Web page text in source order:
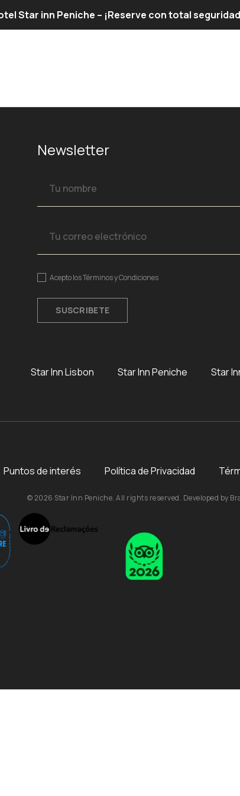
Star inn Peniche – ¡Reserve con total
Newsletter
Acepto losTérminos y Condiciones
SUSCRIBETE
Star Inn Lisbon Star Inn Peniche Star
Puntos de interés Política de Privacidad
© 2026 Star Inn Peniche. All rights reserved. Developed by